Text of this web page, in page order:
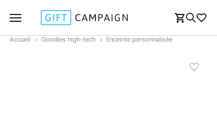
Accueil Goodies high-tech Enceinte personnalisée